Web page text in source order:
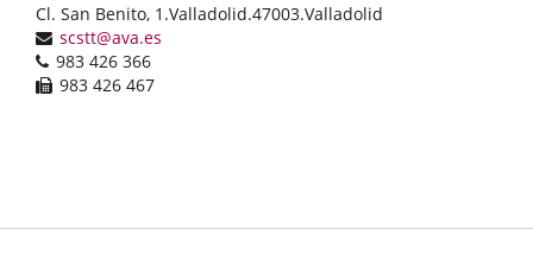
Dirección
postal
Cl. San Benito, 1.Valladolid.47003.Valladolid
Dirección
de
correo
scstt@ava.es
Teléfonos
983 426 366
Fax
983 426 467